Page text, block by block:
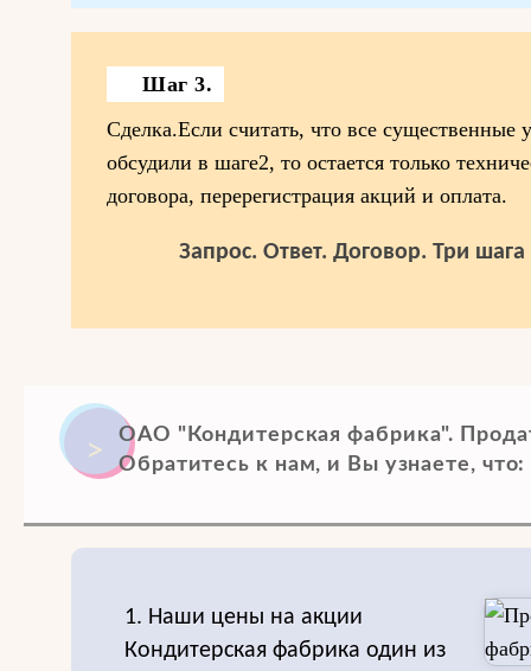
Шаг 3.
Сделка.Если считать, что все
обсудили в шаге2, то остается только
договора, перерегистрация акций и оплата.
Запрос. Ответ. Договор. Три
ОАО "Кондитерская фабрика".
Обратитесь к нам, и Вы узнаете, что:
1. Наши цены на акции
Кондитерская фабрика один из